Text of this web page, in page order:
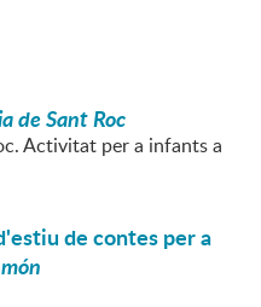
de Sant Roc
Activitat per a infants a
de contes per a